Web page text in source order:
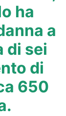
ha
a
di sei
di
650